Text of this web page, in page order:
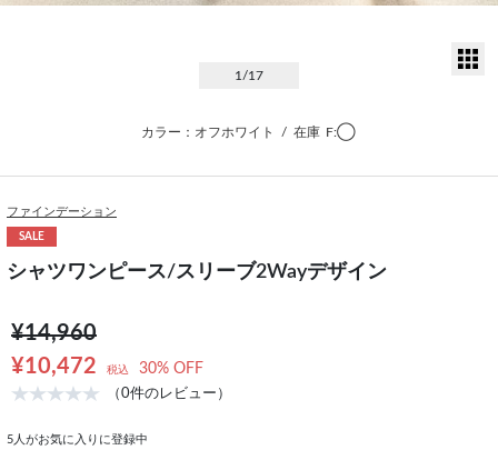
1 /17
カラー：オフホワイト / 在庫 F:◯
ファインデーション
SALE
シャツワンピース/スリーブ2Wayデザイン
¥14,960
¥10,472
税込 30% OFF
（0件のレビュー）
5 人がお気に入りに登録中